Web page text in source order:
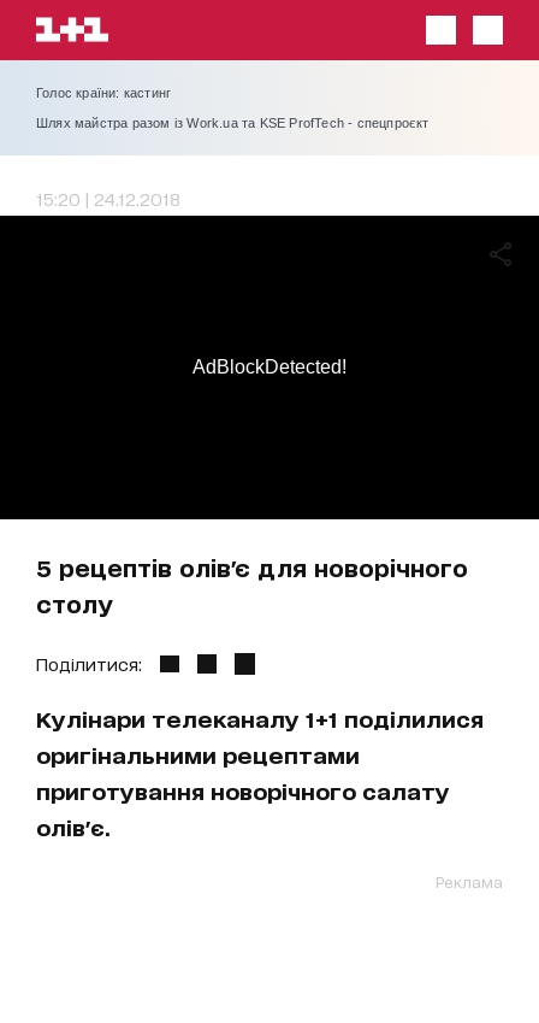
Голос країни: кастинг
Шлях майстра разом із Work.ua та KSE ProfTech - спецпроєкт
15:20 | 24.12.2018
5 рецептів олів'є для новорічного
столу
AdBlockDetected!
Поділитися:
Кулінари телеканалу 1+1 поділилися
оригінальними рецептами
приготування новорічного салату
олів'є.
Реклама